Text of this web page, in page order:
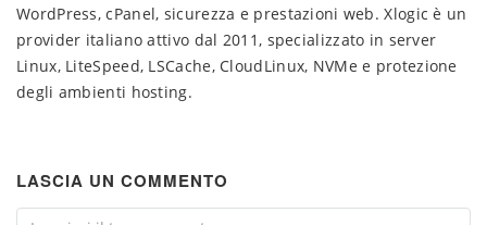
WordPress, cPanel, sicurezza e prestazioni web. Xlogic è un
provider italiano attivo dal 2011, specializzato in server
Linux, LiteSpeed, LSCache, CloudLinux, NVMe e protezione
degli ambienti hosting.
LASCIA UN COMMENTO
Comment